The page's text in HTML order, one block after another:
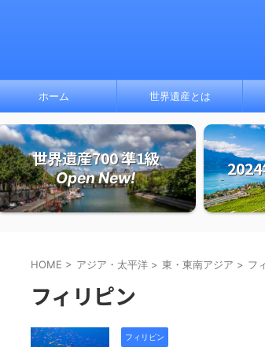
ホーム 世界遺産とは
世界遺産700 準1級
Open New! 2024
HOME > アジア・太平洋 > 東・東南アジア > フ
フィリピン
フィリピン